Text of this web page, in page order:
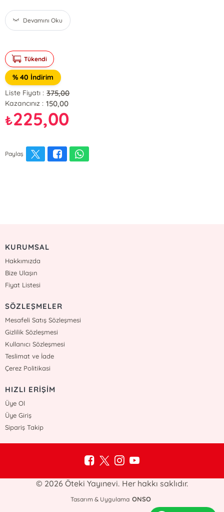
Devamını Oku
Tükendi
% 40 İndirim
Liste Fiyatı : 375,00
Kazancınız : 150,00
₺225,00
Paylaş
KURUMSAL
Hakkımızda
Bize Ulaşın
Fiyat Listesi
SÖZLEŞMELER
Mesafeli Satış Sözleşmesi
Gizlilik Sözleşmesi
Kullanıcı Sözleşmesi
Teslimat ve İade
Çerez Politikasi
HIZLI ERİŞİM
Üye Ol
Üye Giriş
Sipariş Takip
© 2026 Öteki Yayınevi. Her hakkı saklıdır.
Tasarım & Uygulama ONSO